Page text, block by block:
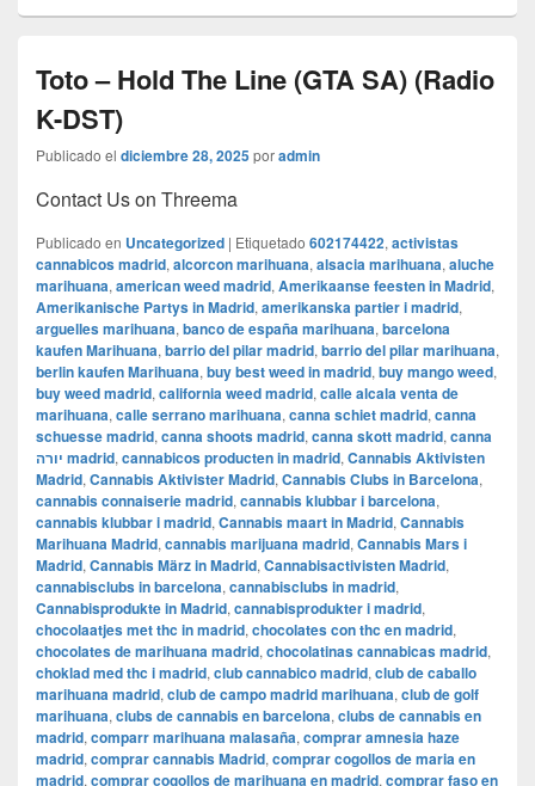
Toto – Hold The Line (GTA SA) (Radio
K-DST)
Publicado el diciembre 28, 2025poradmin
Contact Us on Threema
Publicado en Uncategorized | Etiquetado 602174422, activistas
cannabicos madrid, alcorcon marihuana, alsacia marihuana, aluche
marihuana, american weed madrid, Amerikaanse feesten in Madrid,
Amerikanische Partys in Madrid, amerikanska partier i madrid,
arguelles marihuana, banco de españa marihuana, barcelona
kaufen Marihuana, barrio del pilar madrid, barrio del pilar marihuana,
berlin kaufen Marihuana, buy best weed in madrid, buy mango weed,
buy weed madrid, california weed madrid, calle alcala venta de
marihuana, calle serrano marihuana, canna schiet madrid, canna
schuesse madrid, canna shoots madrid, canna skott madrid, canna
יורה madrid, cannabicos producten in madrid, Cannabis Aktivisten
Madrid, Cannabis Aktivister Madrid, Cannabis Clubs in Barcelona,
cannabis connaiserie madrid, cannabis klubbar i barcelona,
cannabis klubbar i madrid, Cannabis maart in Madrid, Cannabis
Marihuana Madrid, cannabis marijuana madrid, Cannabis Mars i
Madrid, Cannabis März in Madrid, Cannabisactivisten Madrid,
cannabisclubs in barcelona, cannabisclubs in madrid,
Cannabisprodukte in Madrid, cannabisprodukter i madrid,
chocolaatjes met thc in madrid, chocolates con thc en madrid,
chocolates de marihuana madrid, chocolatinas cannabicas madrid,
choklad med thc i madrid, club cannabico madrid, club de caballo
marihuana madrid, club de campo madrid marihuana, club de golf
marihuana, clubs de cannabis en barcelona, clubs de cannabis en
madrid, comparr marihuana malasaña, comprar amnesia haze
madrid, comprar cannabis Madrid, comprar cogollos de maria en
madrid, comprar cogollos de marihuana en madrid, comprar faso en